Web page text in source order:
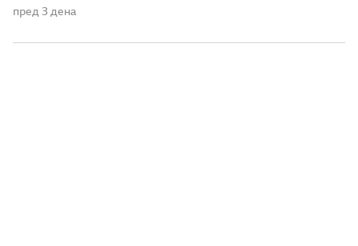
политички говори. Таму секој збор има поголема
државотворната мисла на македонскиот народ. Затоа
пред 3 дена